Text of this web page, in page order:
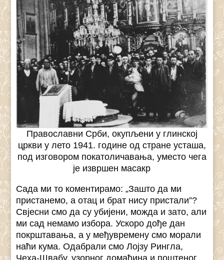
Православни Срби, окупљени у глинској
цркви у лето 1941. године од стране усташа,
под изговором покатоличавања, уместо чега
је извршен масакр
Сада ми то коментирамо: „Зашто да ми
пристанемо, а отац и брат нису пристали”?
Свјесни смо да су убијени, можда и зато, али
ми сад немамо избора. Ускоро дође дан
покрштавања, а у међувремену смо морали
наћи кума. Одабрали смо Лојзу Рингла,